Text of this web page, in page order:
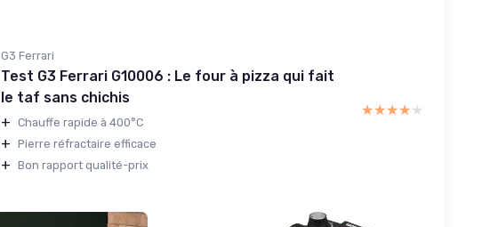
G3 Ferrari
Test G3 Ferrari G10006 : Le four à pizza qui fait
le taf sans chichis
+ Chauffe rapide à 400°C
+ Pierre réfractaire efficace
+ Bon rapport qualité-prix
★★★★★
★★★★★